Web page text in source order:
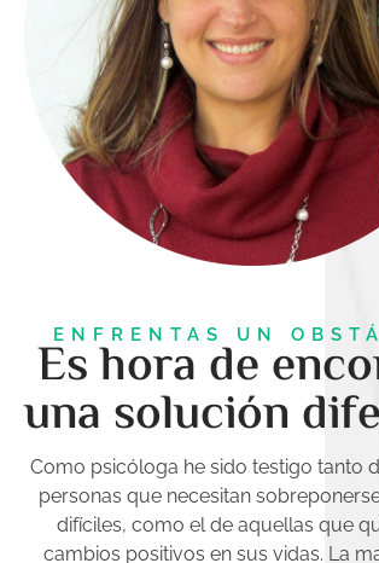
ENFRENTAS UN
Es hora de
una solución
Como psicóloga he sido testigo tanto
personas que necesitan
difíciles, como el de aquellas que
cambios positivos en sus vidas. La